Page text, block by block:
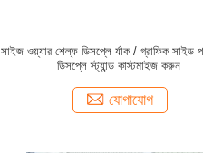
সাইজ ওয়্যার শেল্ফ ডিসপ্লে র্যাক / গ্রাফিক সাইড
ডিসপ্লে স্ট্যান্ড কাস্টমাইজ করুন
যোগাযোগ